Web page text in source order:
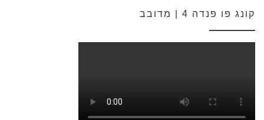
קונג פו פנדה 4 | מדובב